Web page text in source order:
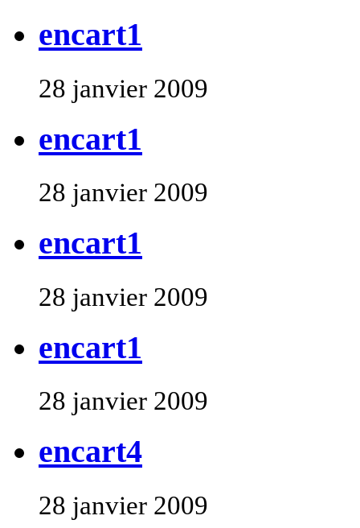
encart1
28 janvier 2009
encart1
28 janvier 2009
encart1
28 janvier 2009
encart1
28 janvier 2009
encart4
28 janvier 2009